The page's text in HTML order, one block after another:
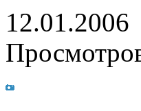
12.01.2006